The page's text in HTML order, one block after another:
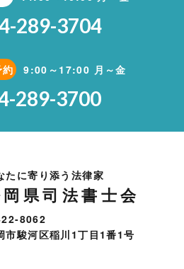
289-3704
9:00～17:00 月～金
289-3700
たに寄り添う法律家
県司法書士会
8062
市駿河区稲川1丁目1番1号